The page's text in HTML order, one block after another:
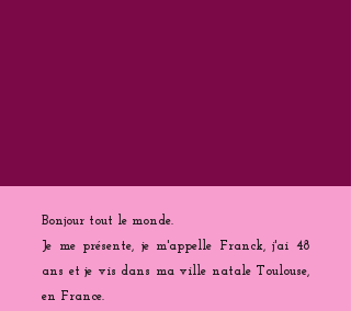
Bonjour tout le monde.
Je me présente, je m'appelle Franck, j'ai 48
ans et je vis dans ma ville natale Toulouse,
en France.